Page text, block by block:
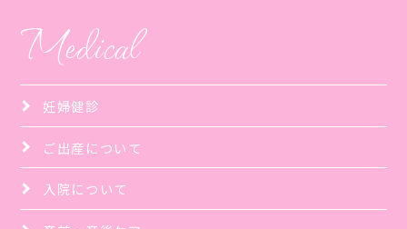
Medical
妊婦健診
ご出産について
入院について